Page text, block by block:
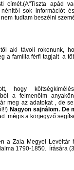
címét.(A"Tiszta apád
sok információt
tudtam beszélni
aki távoli rokonunk,
a família férfi tagjait a
hogy
a felmenőim
meg az adatokat , de
Nagyon sajnálom. De
mégis a körjegyző
a Zala Megyei Levéltár
1790-1850. írására